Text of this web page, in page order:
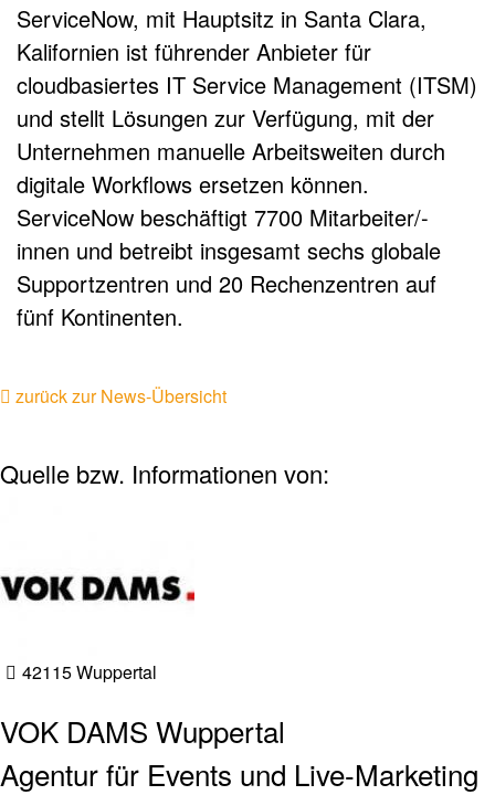
ServiceNow, mit Hauptsitz in Santa Clara,
Kalifornien ist führender Anbieter für
cloudbasiertes IT Service Management (ITSM)
und stellt Lösungen zur Verfügung, mit der
Unternehmen manuelle Arbeitsweiten durch
digitale Workflows ersetzen können.
ServiceNow beschäftigt 7700 Mitarbeiter/-
innen und betreibt insgesamt sechs globale
Supportzentren und 20 Rechenzentren auf
fünf Kontinenten.
zurück zur News-Übersicht
Quelle bzw. Informationen von:
42115 Wuppertal
VOK DAMS Wuppertal
Agentur für Events und Live-Marketing